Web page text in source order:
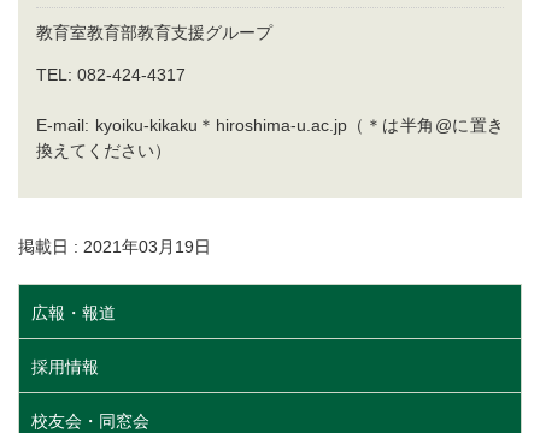
教育室教育部教育支援グループ
TEL: 082-424-4317
E-mail: kyoiku-kikaku＊hiroshima-u.ac.jp（＊は半角@に置き
換えてください）
掲載日 : 2021年03月19日
広報・報道
採用情報
校友会・同窓会